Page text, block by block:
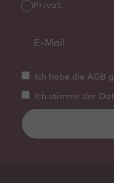
Privat
Ich habe die AGB
Ich stimme der